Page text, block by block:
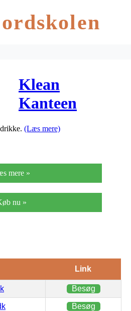
Klean
Kanteen
termodunk,
Crest
(Læs mere)
mere »
nu »
Link
Besøg
Besøg